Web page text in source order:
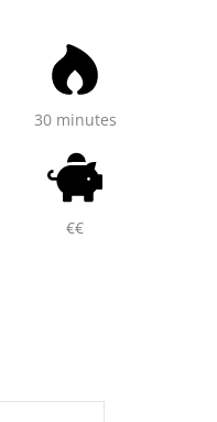
30 minutes
€€